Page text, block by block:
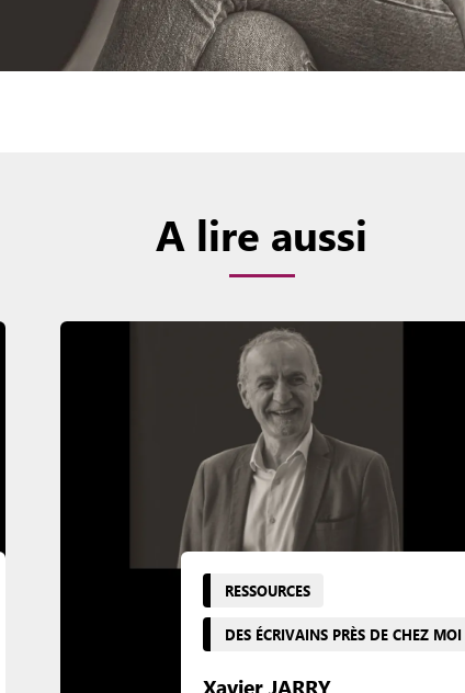
A lire aussi
RESSOURCES
DES ÉCRIVAINS PRÈS DE CHEZ MOI
Xavier JARRY